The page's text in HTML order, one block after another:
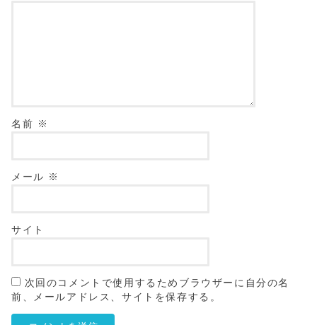
名前 ※
メール ※
サイト
次回のコメントで使用するためブラウザーに自分の名
前、メールアドレス、サイトを保存する。